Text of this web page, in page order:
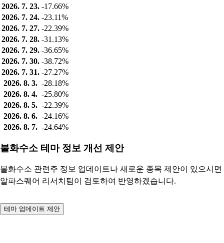
2026. 7. 23. -17.66%
2026. 7. 24. -23.11%
2026. 7. 27. -22.39%
2026. 7. 28. -31.13%
2026. 7. 29. -36.65%
2026. 7. 30. -38.72%
2026. 7. 31. -27.27%
2026. 8. 3. -28.18%
2026. 8. 4. -25.80%
2026. 8. 5. -22.39%
2026. 8. 6. -24.16%
2026. 8. 7. -24.64%
불화수소 테마 정보 개선 제안
불화수소 관련주 정보 업데이트나 새로운 종목 제안이 있으시면
알파스퀘어 리서치팀이 검토하여 반영하겠습니다.
테마 업데이트 제안